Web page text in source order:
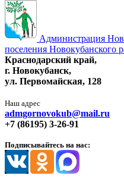
Администрация
поселения Новокубанского
Краснодарский край,
г. Новокубанск,
ул. Первомайская, 128
Наш адрес
admgornovokub@mail.ru
+7 (86195) 3-26-91
Подписывайтесь на нас: